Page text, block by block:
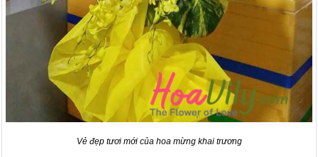
Vẻ đẹp tươi mới của hoa mừng khai trương